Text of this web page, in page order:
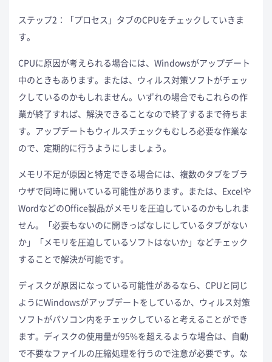
ステップ2：「プロセス」タブのCPUをチェックしていきま
す。
CPUに原因が考えられる場合には、Windowsがアップデート
中のときもあります。または、ウィルス対策ソフトがチェッ
クしているのかもしれません。いずれの場合でもこれらの作
業が終了すれば、解決できることなので終了するまで待ちま
す。アップデートもウィルスチェックもむしろ必要な作業な
ので、定期的に行うようにしましょう。
メモリ不足が原因と特定できる場合には、複数のタブをブラ
ウザで同時に開いている可能性があります。または、Excelや
WordなどのOffice製品がメモリを圧迫しているのかもしれま
せん。「必要もないのに開きっぱなしにしているタブがない
か」「メモリを圧迫しているソフトはないか」などチェック
することで解決が可能です。
ディスクが原因になっている可能性があるなら、CPUと同じ
ようにWindowsがアップデートをしているか、ウィルス対策
ソフトがパソコン内をチェックしていると考えることができ
ます。ディスクの使用量が95%を超えるような場合は、自動
で不要なファイルの圧縮処理を行うので注意が必要です。な